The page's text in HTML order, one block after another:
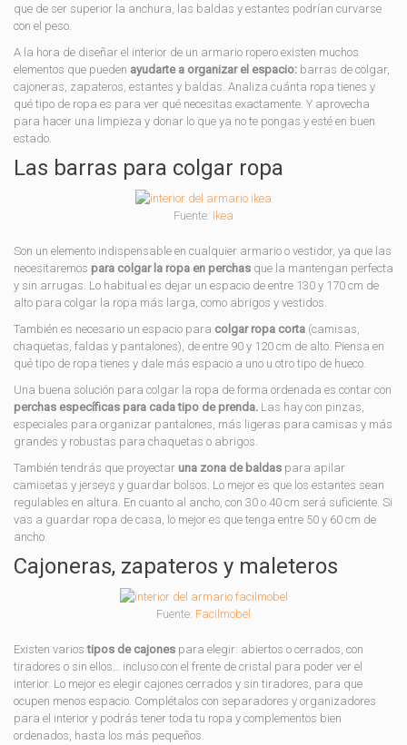
que de ser superior la anchura, las baldas y estantes podrían curvarse
con el peso.
A la hora de diseñar el interior de un armario ropero existen muchos
elementos que pueden ayudarte a organizar el espacio: barras de colgar,
cajoneras, zapateros, estantes y baldas. Analiza cuánta ropa tienes y
qué tipo de ropa es para ver qué necesitas exactamente. Y aprovecha
para hacer una limpieza y donar lo que ya no te pongas y esté en buen
estado.
Las barras para colgar ropa
Fuente: Ikea
Son un elemento indispensable en cualquier armario o vestidor, ya que las
necesitaremos para colgar la ropa en perchas que la mantengan perfecta
y sin arrugas. Lo habitual es dejar un espacio de entre 130 y 170 cm de
alto para colgar la ropa más larga, como abrigos y vestidos.
También es necesario un espacio para colgar ropa corta (camisas,
chaquetas, faldas y pantalones), de entre 90 y 120 cm de alto. Piensa en
qué tipo de ropa tienes y dale más espacio a uno u otro tipo de hueco.
Una buena solución para colgar la ropa de forma ordenada es contar con
perchas específicas para cada tipo de prenda. Las hay con pinzas,
especiales para organizar pantalones, más ligeras para camisas y más
grandes y robustas para chaquetas o abrigos.
También tendrás que proyectar una zona de baldas para apilar
camisetas y jerseys y guardar bolsos. Lo mejor es que los estantes sean
regulables en altura. En cuanto al ancho, con 30 o 40 cm será suficiente. Si
vas a guardar ropa de casa, lo mejor es que tenga entre 50 y 60 cm de
ancho.
Cajoneras, zapateros y maleteros
Fuente: Facilmobel
Existen variostipos de cajones para elegir: abiertos o cerrados, con
tiradores o sin ellos… incluso con el frente de cristal para poder ver el
interior. Lo mejor es elegir cajones cerrados y sin tiradores, para que
ocupen menos espacio. Complétalos con separadores y organizadores
para el interior y podrás tener toda tu ropa y complementos bien
ordenados, hasta los más pequeños.